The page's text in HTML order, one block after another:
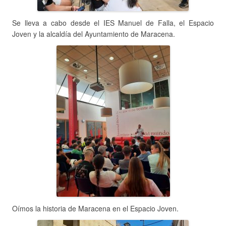
Se lleva a cabo desde el IES Manuel de Falla, el Espacio
Joven y la alcaldía del Ayuntamiento de Maracena.
Oímos la historia de Maracena en el Espacio Joven.